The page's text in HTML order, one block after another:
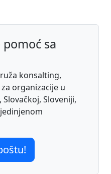
sa
konsalting,
organizacije u
Sloveniji,